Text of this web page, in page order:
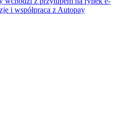
i współpraca z Autopay